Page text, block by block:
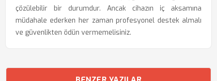
çözülebilir bir durumdur. Ancak cihazın iç aksamına
müdahale ederken her zaman profesyonel destek almalı
ve güvenlikten ödün vermemelisiniz.